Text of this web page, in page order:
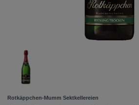
Rotkäppchen-Mumm Sektkellereien